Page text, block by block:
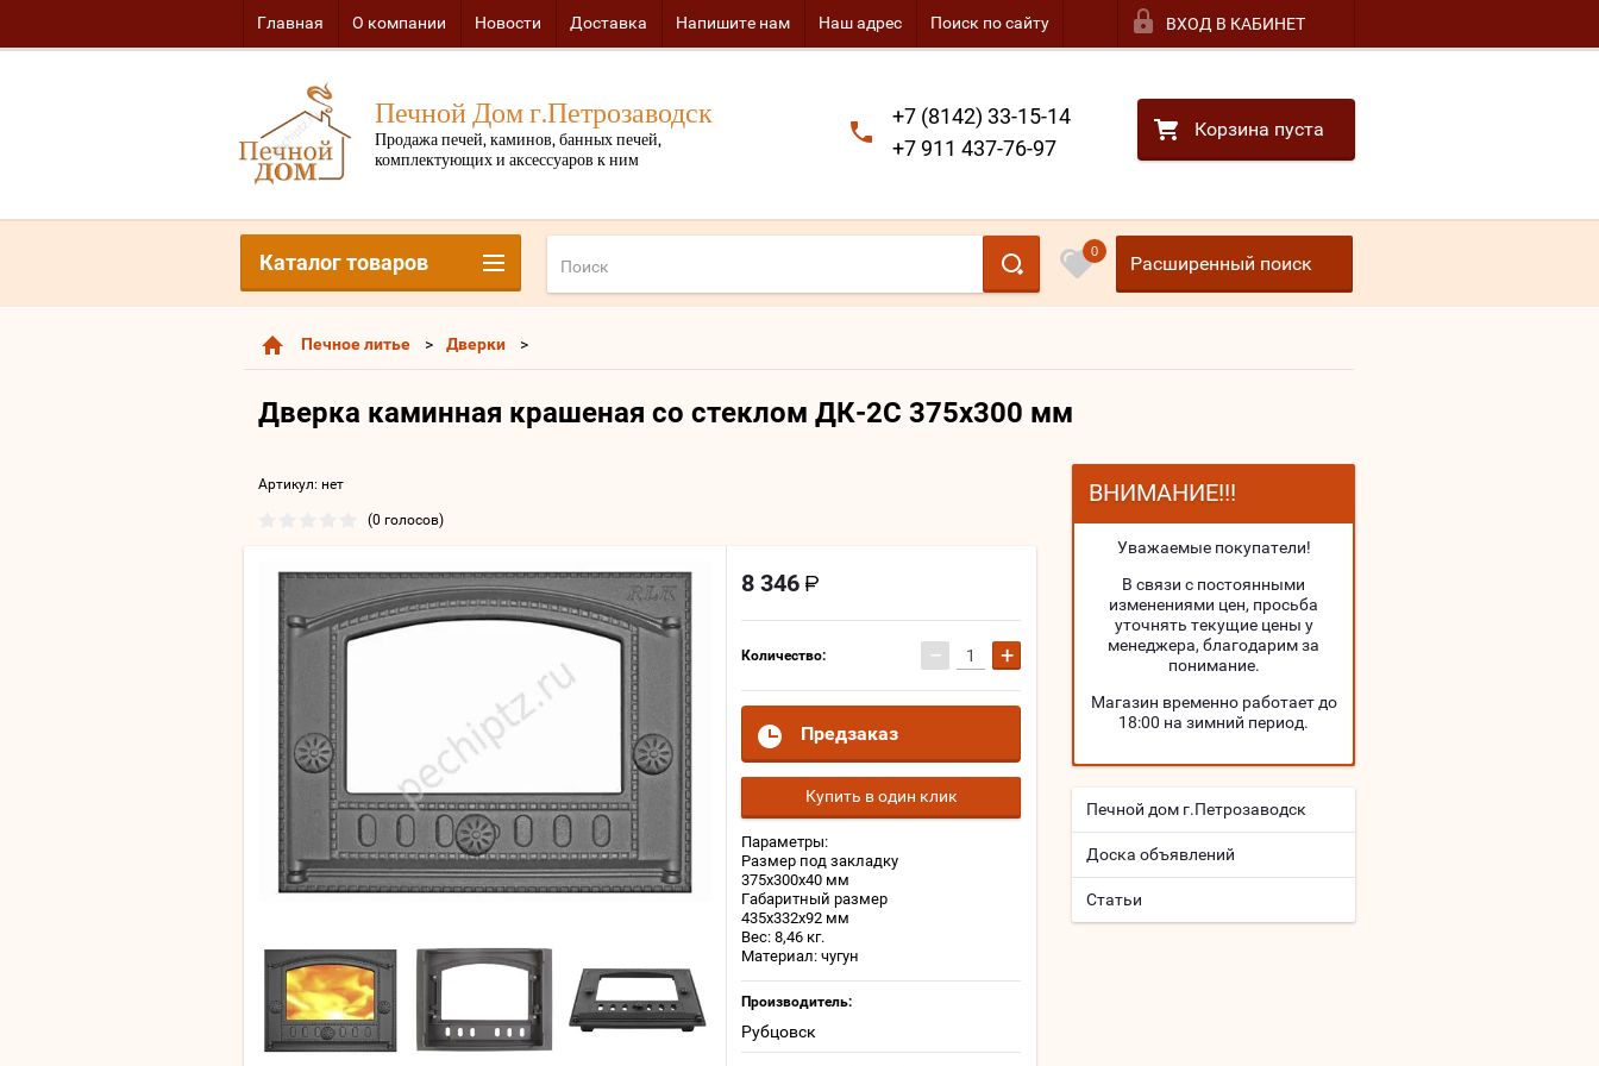
Главная О компании Новости Доставка Напишите нам Наш адрес Поиск по сайту ВХОД В КАБИНЕТ
Печной Дом г.Петрозаводск
Продажа печей, каминов, банных печей,
комплектующих и аксессуаров к ним
+7 (8142) 33-15-14
+7 911 437-76-97
Корзина пуста
0
Расширенный поиск
Печное литье Дверки
Дверка каминная крашеная со стеклом ДК-2С 375х300 мм
Артикул: нет
(0 голосов)
8 346
Количество: − +
Предзаказ
Купить в один клик
Параметры:
Размер под закладку
375х300х40 мм
Габаритный размер
435х332х92 мм
Вес: 8,46 кг.
Материал: чугун
Производитель:
Рубцовск
Каталог товаров
ВНИМАНИЕ!!!
Уважаемые покупатели!
В связи с постоянными
изменениями цен, просьба
уточнять текущие цены у
менеджера, благодарим за
понимание.
Магазин временно работает до
18:00 на зимний период.
Печной дом г.Петрозаводск
Доска объявлений
Статьи